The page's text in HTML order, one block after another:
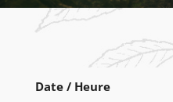
Date / Heure